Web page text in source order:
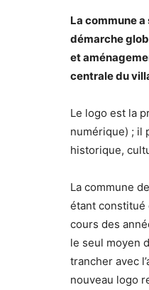
La commune a
démarche
et
centrale du
Le logo est la
numérique) ; il
historique,
La commune
étant constitué
cours des
le seul moyen
trancher avec
nouveau logo